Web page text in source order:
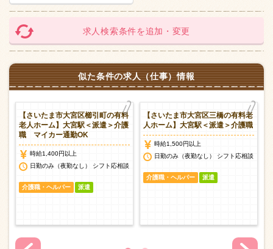
求人検索条件を追加・変更
似た条件の求人（仕事）情報
【さいたま市大宮区櫛引町の有料
老人ホーム】大宮駅＜派遣＞介護
職 マイカー通勤OK
時給1,400円以上
日勤のみ（夜勤なし） シフト応相談
介護職・ヘルパー 派遣
【さいたま市大宮区三橋の有料老
人ホーム】大宮駅＜派遣＞介護職
時給1,500円以上
日勤のみ（夜勤なし） シフト応相談
介護職・ヘルパー 派遣